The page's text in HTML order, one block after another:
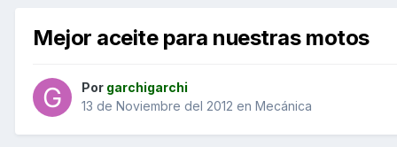
Mejor aceite para nuestras motos
Por garchigarchi
13 de Noviembre del 2012 en Mecánica